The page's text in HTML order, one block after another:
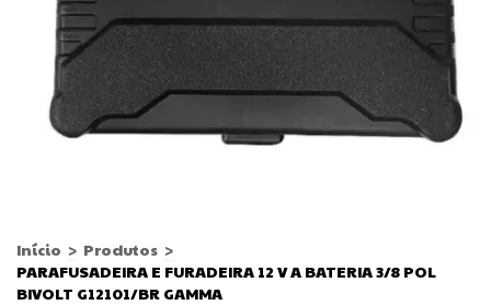
Início > Produtos >
PARAFUSADEIRA E FURADEIRA 12 V A BATERIA 3/8 POL
BIVOLT G12101/BR GAMMA